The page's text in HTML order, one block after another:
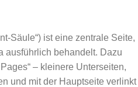
Säule“) ist eine zentrale Seite,
ausführlich behandelt. Dazu
– kleinere Unterseiten,
und mit der Hauptseite verlinkt